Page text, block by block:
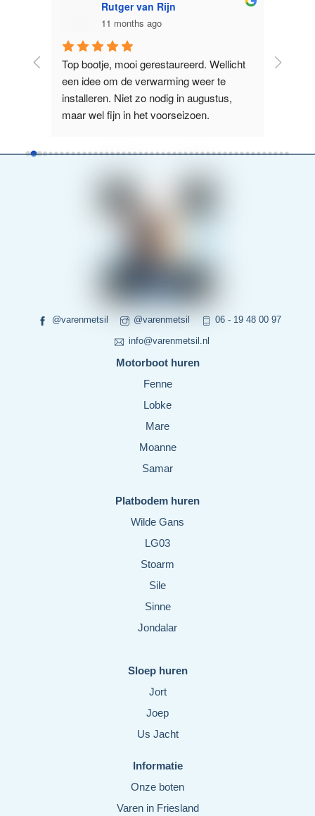
Ron Leezer
11 months ago
Prima te varen boot. Erg makkelijk
manoeuvreren. Tijdens warme dagen is
het jammer dat het voor raam niet open
kan. Maar dat schijnt in de toekomst g
@varenmetsil @varenmetsil 06 - 19 48 00 97
info@varenmetsil.nl
Motorboot huren
Fenne
Lobke
Mare
Moanne
Samar
Platbodem huren
Wilde Gans
LG03
Stoarm
Sile
Sinne
Jondalar
Sloep huren
Jort
Joep
Us Jacht
Informatie
Onze boten
Varen in Friesland